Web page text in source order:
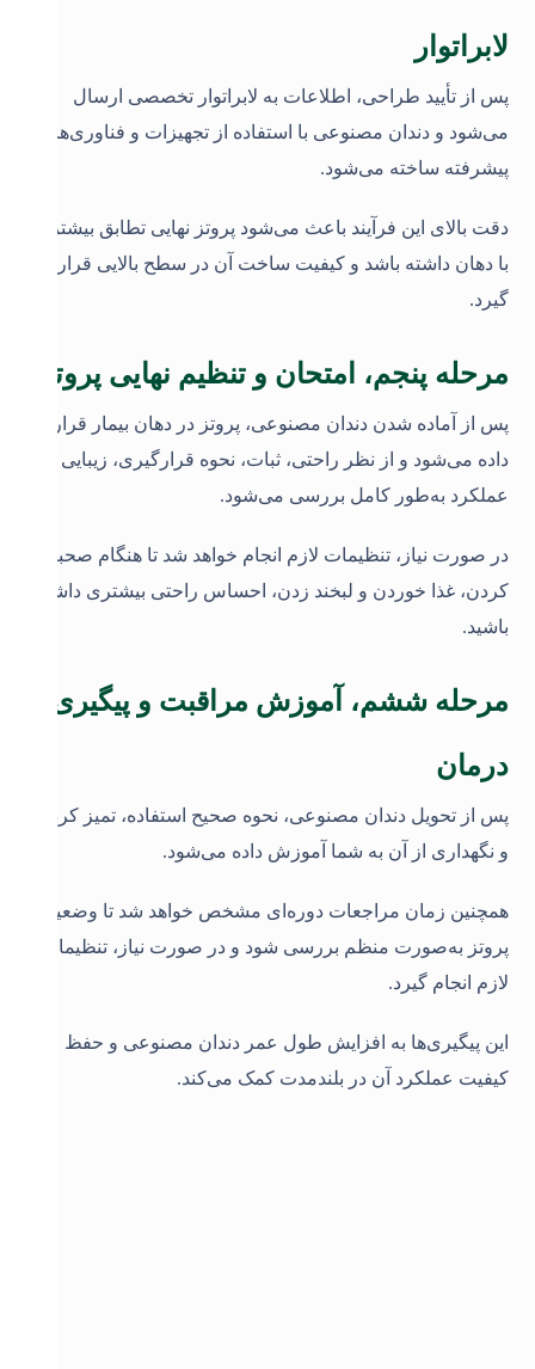
لابراتوار
پس از تأیید طراحی، اطلاعات به لابراتوار تخصصی ارسال
می‌شود و دندان مصنوعی با استفاده از تجهیزات و فناوری‌های
پیشرفته ساخته می‌شود.
دقت بالای این فرآیند باعث می‌شود پروتز نهایی تطابق بیشتری
با دهان داشته باشد و کیفیت ساخت آن در سطح بالایی قرار
گیرد.
مرحله پنجم، امتحان و تنظیم نهایی پروتز
پس از آماده شدن دندان مصنوعی، پروتز در دهان بیمار قرار
داده می‌شود و از نظر راحتی، ثبات، نحوه قرارگیری، زیبایی و
عملکرد به‌طور کامل بررسی می‌شود.
در صورت نیاز، تنظیمات لازم انجام خواهد شد تا هنگام صحبت
کردن، غذا خوردن و لبخند زدن، احساس راحتی بیشتری داشته
باشید.
مرحله ششم، آموزش مراقبت و پیگیری
درمان
پس از تحویل دندان مصنوعی، نحوه صحیح استفاده، تمیز کردن
و نگهداری از آن به شما آموزش داده می‌شود.
همچنین زمان مراجعات دوره‌ای مشخص خواهد شد تا وضعیت
پروتز به‌صورت منظم بررسی شود و در صورت نیاز، تنظیمات
لازم انجام گیرد.
این پیگیری‌ها به افزایش طول عمر دندان مصنوعی و حفظ
کیفیت عملکرد آن در بلندمدت کمک می‌کند.